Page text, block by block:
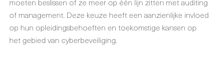
of management. Deze keuze heeft een aanzienlijke invloed
op hun opleidingsbehoeften en toekomstige kansen op
het gebied van cyberbeveiliging.